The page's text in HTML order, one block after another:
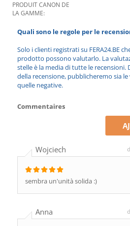
PRODUIT CANON DE
LA GAMME:
Quali sono le regole per le
Solo i clienti registrati su FERA24.BE
prodotto possono valutarlo. La
stelle è la media di tutte le recensioni.
della recensione, pubblicheremo sia
quelle negative.
Commentaires
Wojciech
sembra un'unità solida :)
Anna